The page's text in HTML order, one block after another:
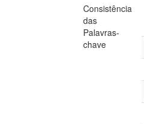
Consistência
das
Palavras-
chave